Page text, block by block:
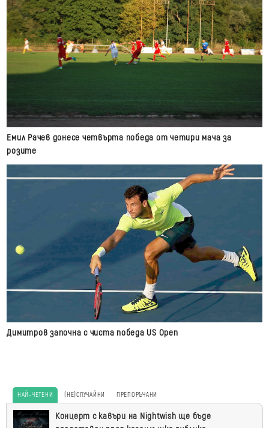
Емил Рачев донесе четвърта победа от четири мача за
розите
Димитров започна с чиста победа US Open
НАЙ-ЧЕТЕНИ (НЕ)СЛУЧАЙНИ ПРЕПОРЪЧАНИ
Най-
Концерт с кавъри на Nightwish ще бъде